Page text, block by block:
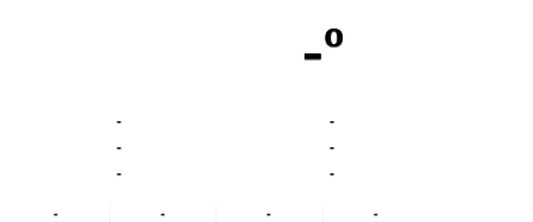
-º
-
-
-
-
-
-
-
-
-
-